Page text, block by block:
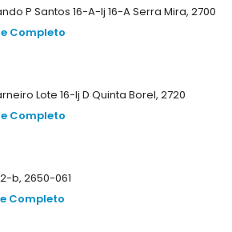
P Santos 16-A-lj 16-A Serra Mira, 2700
Completo
Lote 16-lj D Quinta Borel, 2720
Completo
b, 2650-061
Completo